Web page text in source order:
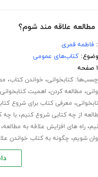
مطالعه علاقه مند شوم؟
فاطمه قمری
کتاب‌های عمومی
کتابخوانی، خواندن کتاب،
، مطالعه کردن، اهمیت کتابخوانی
، معرفی کتاب برای شروع
از چه کتابی شروع کنیم،با چه
،راه های افزایش علاقه به مطالعه،
شویم، چگونه به کتاب خواندن